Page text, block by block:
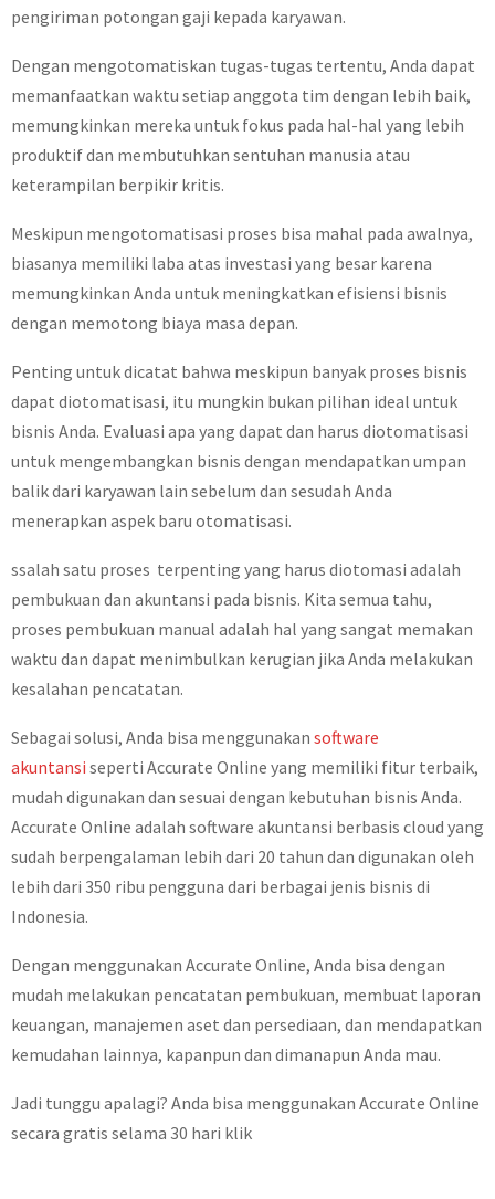
pengiriman potongan gaji kepada karyawan.
Dengan mengotomatiskan tugas-tugas tertentu, Anda dapat
memanfaatkan waktu setiap anggota tim dengan lebih baik,
memungkinkan mereka untuk fokus pada hal-hal yang lebih
produktif dan membutuhkan sentuhan manusia atau
keterampilan berpikir kritis.
Meskipun mengotomatisasi proses bisa mahal pada awalnya,
biasanya memiliki laba atas investasi yang besar karena
memungkinkan Anda untuk meningkatkan efisiensi bisnis
dengan memotong biaya masa depan.
Penting untuk dicatat bahwa meskipun banyak proses bisnis
dapat diotomatisasi, itu mungkin bukan pilihan ideal untuk
bisnis Anda. Evaluasi apa yang dapat dan harus diotomatisasi
untuk mengembangkan bisnis dengan mendapatkan umpan
balik dari karyawan lain sebelum dan sesudah Anda
menerapkan aspek baru otomatisasi.
ssalah satu proses terpenting yang harus diotomasi adalah
pembukuan dan akuntansi pada bisnis. Kita semua tahu,
proses pembukuan manual adalah hal yang sangat memakan
waktu dan dapat menimbulkan kerugian jika Anda melakukan
kesalahan pencatatan.
Sebagai solusi, Anda bisa menggunakan software
akuntansi seperti Accurate Online yang memiliki fitur terbaik,
mudah digunakan dan sesuai dengan kebutuhan bisnis Anda.
Accurate Online adalah software akuntansi berbasis cloud yang
sudah berpengalaman lebih dari 20 tahun dan digunakan oleh
lebih dari 350 ribu pengguna dari berbagai jenis bisnis di
Indonesia.
Dengan menggunakan Accurate Online, Anda bisa dengan
mudah melakukan pencatatan pembukuan, membuat laporan
keuangan, manajemen aset dan persediaan, dan mendapatkan
kemudahan lainnya, kapanpun dan dimanapun Anda mau.
Jadi tunggu apalagi? Anda bisa menggunakan Accurate Online
secara gratis selama 30 hari klik